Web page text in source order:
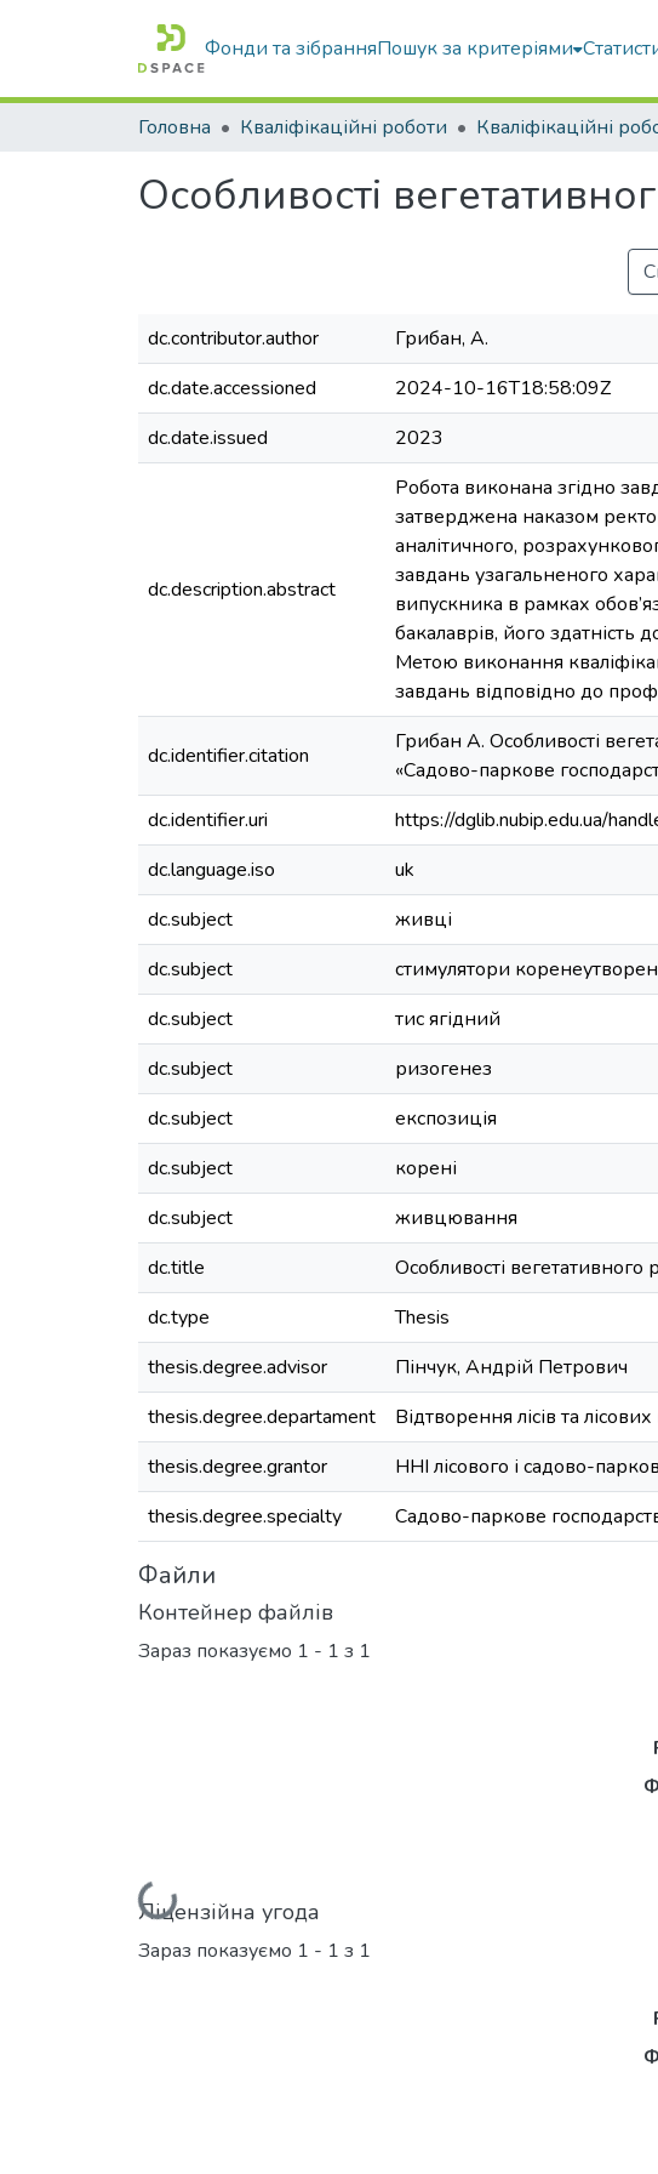
Фонди та зібранняПошук за критеріями
Головна Кваліфікаційні роботи
Особливості
dc.contributor.author
Грибан, А.
dc.date.accessioned
2024-10-16T18:58:09Z
dc.date.issued
2023
dc.description.abstract
Робота виконана згідно
затверджена наказом
аналітичного,
завдань узагальненого
випускника в рамках
бакалаврів, його здатність
Метою виконання
завдань відповідно до
dc.identifier.citation
Грибан А. Особливості
«Садово-паркове
dc.identifier.uri
https://dglib.nubip.edu.ua/
dc.language.iso
uk
dc.subject
живці
dc.subject
стимулятори
dc.subject
тис ягідний
dc.subject
ризогенез
dc.subject
експозиція
dc.subject
корені
dc.subject
живцювання
dc.title
Особливості
dc.type
Thesis
thesis.degree.advisor
Пінчук, Андрій Петрович
thesis.degree.departament
Відтворення лісів та
thesis.degree.grantor
ННІ лісового і садово-
thesis.degree.specialty
Садово-паркове
Файли
Контейнер файлів
Зараз показуємо 1 - 1 з 1
Вантажиться...
Ліцензійна угода
Зараз показуємо 1 - 1 з 1